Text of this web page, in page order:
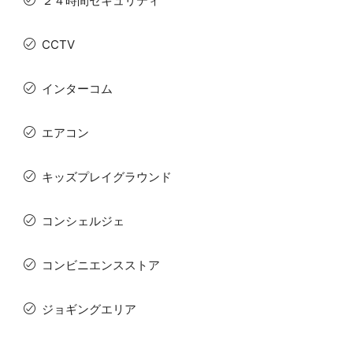
CCTV
インターコム
エアコン
キッズプレイグラウンド
コンシェルジェ
コンビニエンスストア
ジョギングエリア